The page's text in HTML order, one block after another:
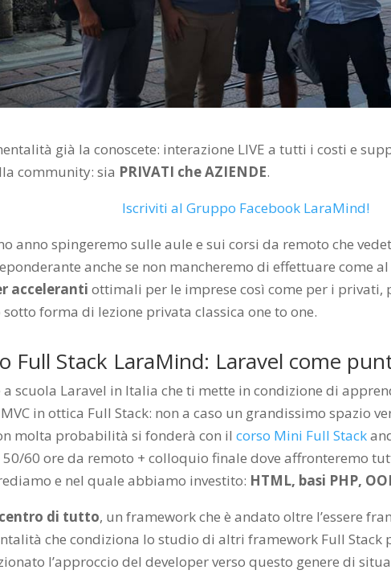
già la conoscete: interazione LIVE a tutti i costi e
community: sia PRIVATI che AZIENDE.
Iscriviti al Gruppo Facebook LaraMind!
anno spingeremo sulle aule e sui corsi da remoto che
anche se non mancheremo di effettuare come
acceleranti ottimali per le imprese così come per i privati,
forma di lezione privata classica one to one.
Full Stack LaraMind: Laravel come
scuola Laravel in Italia che ti mette in condizione di
in ottica Full Stack: non a caso un grandissimo spazio
molta probabilità si fonderà con ilcorso Mini Full Stack
60 ore da remoto + colloquio finale dove affronteremo
e nel quale abbiamo investito: HTML, basi PHP,
di tutto, un framework che è andato oltre l’essere
che condiziona lo studio di altri framework Full Stack
l’approccio del developer verso questo genere di